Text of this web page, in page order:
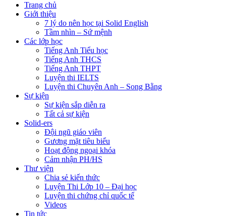
Trang chủ
Giới thiệu
7 lý do nên học tại Solid English
Tầm nhìn – Sứ mệnh
Các lớp học
Tiếng Anh Tiểu học
Tiếng Anh THCS
Tiếng Anh THPT
Luyện thi IELTS
Luyện thi Chuyên Anh – Song Bằng
Sự kiện
Sự kiện sắp diễn ra
Tất cả sự kiện
Solid-ers
Đội ngũ giáo viên
Gương mặt tiêu biểu
Hoạt động ngoại khóa
Cảm nhận PH/HS
Thư viện
Chia sẻ kiến thức
Luyện Thi Lớp 10 – Đại học
Luyện thi chứng chỉ quốc tế
Videos
Tin tức